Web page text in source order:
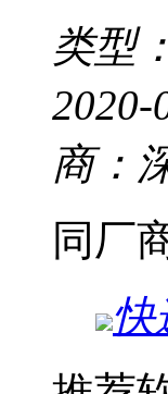
类型：
2020-
商：
同厂
快